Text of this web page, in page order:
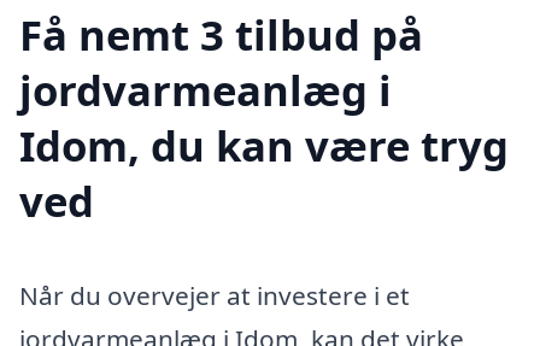
Få nemt 3 tilbud på
jordvarmeanlæg i
Idom, du kan være tryg
ved
Når du overvejer at investere i et
jordvarmeanlæg i Idom, kan det virke